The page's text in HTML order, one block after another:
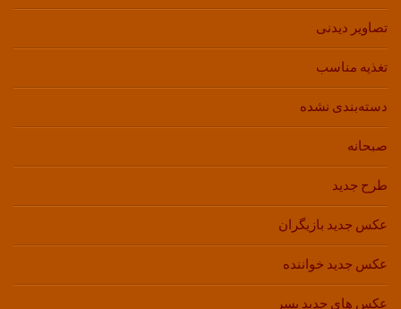
تصاویر دیدنی
تغذیه مناسب
دسته‌بندی نشده
صبحانه
طرح جدید
عکس جدید بازیگران
عکس جدید خواننده
عکس های جدید پسر